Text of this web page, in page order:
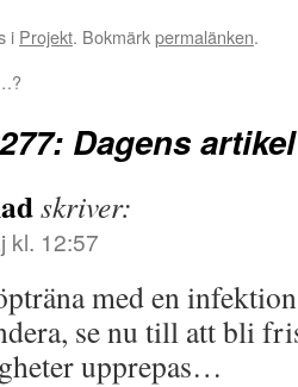
i Projekt. Bokmärkpermalänken.
Dagens artikel
skriver:
kl. 12:57
med en
se nu till att bli
upprepas…